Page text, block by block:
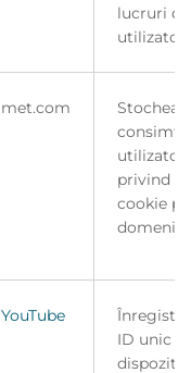
lucruri
met.com
privind
cookie
YouTube
ID unic